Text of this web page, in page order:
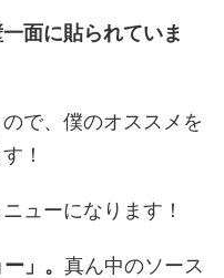
面に貼られていま
で、僕のオススメを
！
ューになります！
」。 真ん中のソース